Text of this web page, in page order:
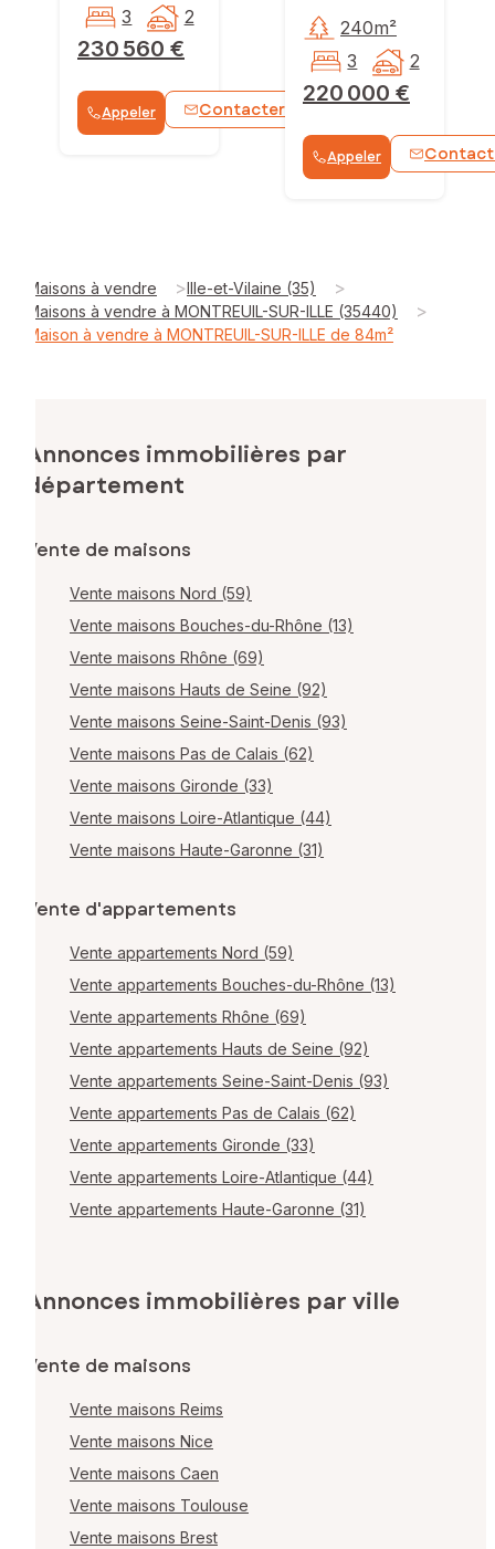
230 560 €
3 2
Appeler Contacter
220 000 €
240m²
3
2
Appeler
Maisons à vendre >Ille-et-Vilaine (35) >
Maisons à vendre à MONTREUIL-SUR-ILLE (35440) >
Maison à vendre à MONTREUIL-SUR-ILLE de 84m²
Annonces immobilières par
département
Vente de maisons
Vente maisons Nord (59)
Vente maisons Bouches-du-Rhône (13)
Vente maisons Rhône (69)
Vente maisons Hauts de Seine (92)
Vente maisons Seine-Saint-Denis (93)
Vente maisons Pas de Calais (62)
Vente maisons Gironde (33)
Vente maisons Loire-Atlantique (44)
Vente maisons Haute-Garonne (31)
Vente d'appartements
Vente appartements Nord (59)
Vente appartements Bouches-du-Rhône (13)
Vente appartements Rhône (69)
Vente appartements Hauts de Seine (92)
Vente appartements Seine-Saint-Denis (93)
Vente appartements Pas de Calais (62)
Vente appartements Gironde (33)
Vente appartements Loire-Atlantique (44)
Vente appartements Haute-Garonne (31)
Annonces immobilières par ville
Vente de maisons
Vente maisons Reims
Vente maisons Nice
Vente maisons Caen
Vente maisons Toulouse
Vente maisons Brest